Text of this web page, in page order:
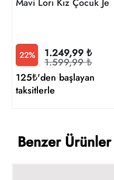
22% 1.249,99 ₺
1.599,99 ₺
125₺'den başlayan
taksitlerle
Benzer Ürünler